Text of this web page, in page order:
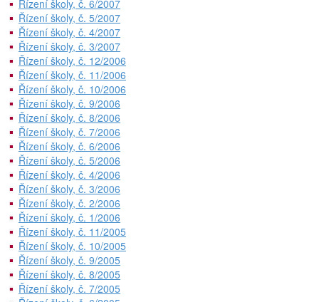
Řízení školy, č. 6/2007
Řízení školy, č. 5/2007
Řízení školy, č. 4/2007
Řízení školy, č. 3/2007
Řízení školy, č. 12/2006
Řízení školy, č. 11/2006
Řízení školy, č. 10/2006
Řízení školy, č. 9/2006
Řízení školy, č. 8/2006
Řízení školy, č. 7/2006
Řízení školy, č. 6/2006
Řízení školy, č. 5/2006
Řízení školy, č. 4/2006
Řízení školy, č. 3/2006
Řízení školy, č. 2/2006
Řízení školy, č. 1/2006
Řízení školy, č. 11/2005
Řízení školy, č. 10/2005
Řízení školy, č. 9/2005
Řízení školy, č. 8/2005
Řízení školy, č. 7/2005